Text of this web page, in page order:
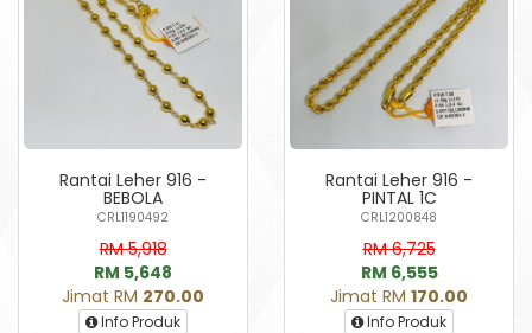
Rantai Leher 916 -
BEBOLA
CRL1190492
RM 5,918
RM 5,648
Jimat RM 270.00
Info Produk
Rantai Leher 916 -
PINTAL 1C
CRL1200848
RM 6,725
RM 6,555
Jimat RM 170.00
Info Produk